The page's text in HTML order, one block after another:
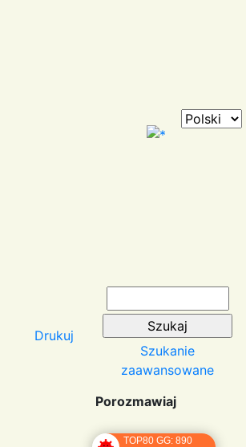
Drukuj
Szukanie
zaawansowane
Porozmawiaj
TOP80 GG: 890